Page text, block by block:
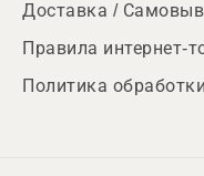
Доставка /
Правила интернет-
Политика